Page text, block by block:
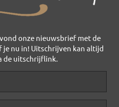
onze nieuwsbrief met de
nu in! Uitschrijven kan altijd
de uitschrijflink.